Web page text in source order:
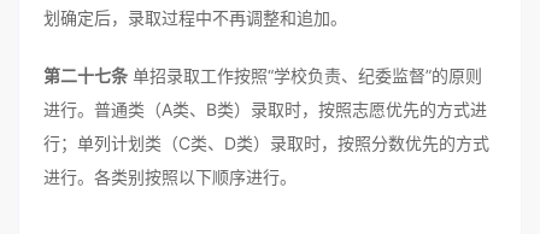
划确定后，录取过程中不再调整和追加。
第二十七条 单招录取工作按照“学校负责、纪委监督”的原则
进行。普通类（A类、B类）录取时，按照志愿优先的方式进
行；单列计划类（C类、D类）录取时，按照分数优先的方式
进行。各类别按照以下顺序进行。